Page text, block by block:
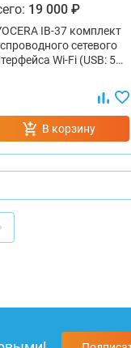
19 000 ₽
IB-37 комплект
сетевого
Wi-Fi (USB: 5…
В корзину